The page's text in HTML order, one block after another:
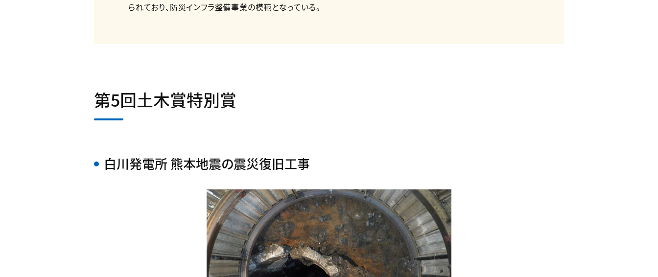
られており、防災インフラ整備事業の模範となっている。
第5回土木賞特別賞
白川発電所 熊本地震の震災復旧工事